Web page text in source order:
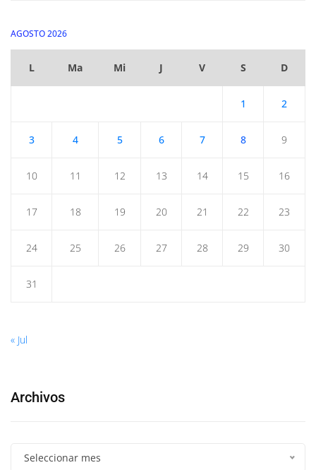
AGOSTO 2026
L Ma Mi J V S D
1 2
3 4 5 6 7 8 9
10 11 12 13 14 15 16
17 18 19 20 21 22 23
24 25 26 27 28 29 30
31
« Jul
Archivos
Seleccionar mes